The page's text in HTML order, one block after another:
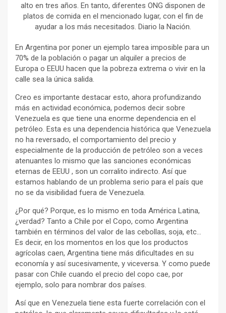
alto en tres años. En tanto, diferentes ONG disponen de
platos de comida en el mencionado lugar, con el fin de
ayudar a los más necesitados. Diario la Nación.
En Argentina por poner un ejemplo tarea imposible para un
70% de la población o pagar un alquiler a precios de
Europa o EEUU hacen que la pobreza extrema o vivir en la
calle sea la única salida.
Creo es importante destacar esto, ahora profundizando
más en actividad económica, podemos decir sobre
Venezuela es que tiene una enorme dependencia en el
petróleo. Esta es una dependencia histórica que Venezuela
no ha reversado, el comportamiento del precio y
especialmente de la producción de petróleo son a veces
atenuantes lo mismo que las sanciones económicas
eternas de EEUU , son un corralito indirecto. Así que
estamos hablando de un problema serio para el país que
no se da visibilidad fuera de Venezuela.
¿Por qué? Porque, es lo mismo en toda América Latina,
¿verdad? Tanto a Chile por el Copo, como Argentina
también en términos del valor de las cebollas, soja, etc…
Es decir, en los momentos en los que los productos
agrícolas caen, Argentina tiene más dificultades en su
economía y así sucesivamente, y viceversa. Y como puede
pasar con Chile cuando el precio del copo cae, por
ejemplo, solo para nombrar dos países.
Así que en Venezuela tiene esta fuerte correlación con el